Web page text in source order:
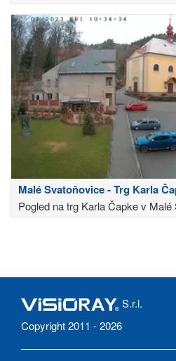
Malé Svatoňovice - Trg Karla
Pogled na trg Karla Čapke v
S.r.l.
Copyright 2011 - 2026